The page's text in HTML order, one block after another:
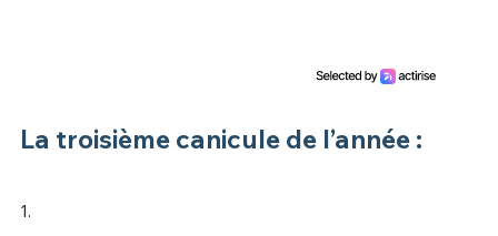
La troisième canicule de l’année :
1.